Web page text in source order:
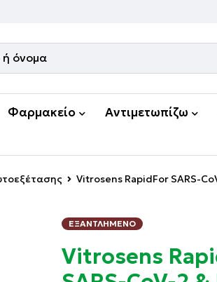
Φαρμακείο Αντιμετωπίζω
Vitrosens RapidFor SARS-
ΕΞΑΝΤΛΗΜΈΝΟ
Vitrosens